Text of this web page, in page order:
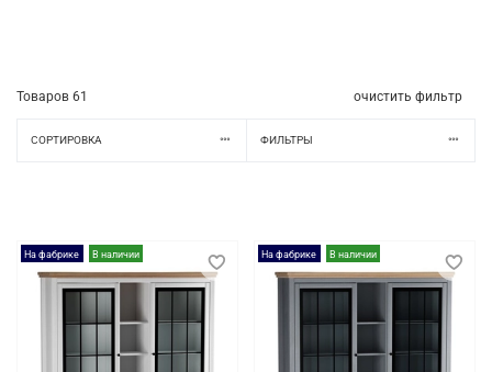
Товаров 61 очистить фильтр
СОРТИРОВКА ФИЛЬТРЫ
На фабрике В наличии На фабрике В наличии